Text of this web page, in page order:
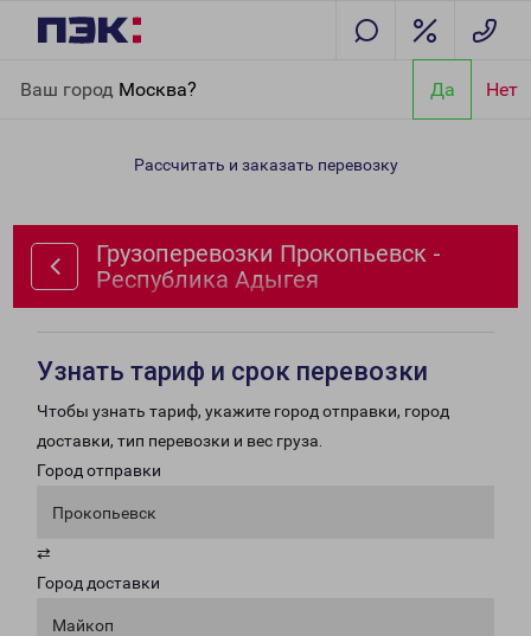
Ваш город Москва? Да Нет
Республика Адыгея
Рассчитать и заказать перевозку
Грузоперевозки Прокопьевск -
Республика Адыгея
Узнать тариф и срок перевозки
Чтобы узнать тариф, укажите город отправки, город
доставки, тип перевозки и вес груза.
Город отправки
Прокопьевск
⇄
Город доставки
Майкоп